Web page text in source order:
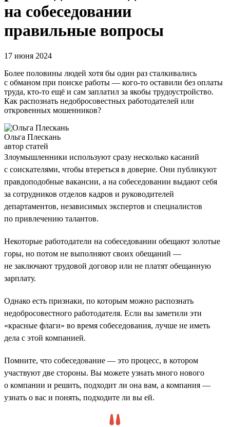
на собеседовании
правильные вопросы
17 июня 2024
Более половины людей хотя бы один раз сталкивались
с обманом при поиске работы — кого-то оставили без оплаты
труда, кто-то ещё и сам заплатил за якобы трудоустройство.
Как распознать недобросовестных работодателей или
откровенных мошенников?
Ольга Плескань
автор статей
Злоумышленники используют сразу несколько касаний
с соискателями, чтобы втереться в доверие. Они публикуют
правдоподобные вакансии, а на собеседовании выдают себя
за сотрудников отделов кадров и руководителей
департаментов, независимых экспертов и специалистов
по привлечению талантов.
Некоторые работодатели на собеседовании обещают золотые
горы, но потом не выполняют своих обещаний —
не заключают трудовой договор или не платят обещанную
зарплату.
Однако есть признаки, по которым можно распознать
недобросовестного работодателя. Если вы заметили эти
«красные флаги» во время собеседования, лучше не иметь
дела с этой компанией.
Помните, что собеседование — это процесс, в котором
участвуют две стороны. Вы можете узнать много нового
о компании и решить, подходит ли она вам, а компания —
узнать о вас и понять, подходите ли вы ей.